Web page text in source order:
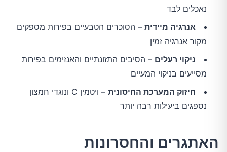
נאכלים לבד
אנרגיה מיידית – הסוכרים הטבעיים בפירות מספקים
מקור אנרגיה זמין
ניקוי רעלים – הסיבים התזונתיים והאנזימים בפירות
מסייעים בניקוי המעיים
חיזוק המערכת החיסונית
– ויטמין C ונוגדי חמצון
נספגים ביעילות רבה יותר
האתגרים והחסרונות